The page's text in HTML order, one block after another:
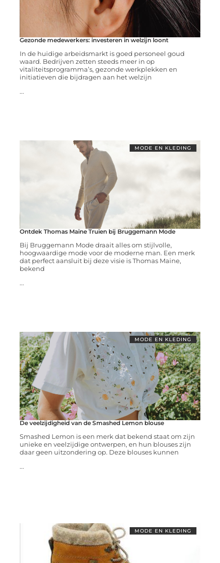
Gezonde medewerkers: investeren in welzijn loont
In de huidige arbeidsmarkt is goed personeel goud
waard. Bedrijven zetten steeds meer in op
vitaliteitsprogramma’s, gezonde werkplekken en
initiatieven die bijdragen aan het welzijn
...
MODE EN KLEDING
Ontdek Thomas Maine Truien bij Bruggemann Mode
Bij Bruggemann Mode draait alles om stijlvolle,
hoogwaardige mode voor de moderne man. Een merk
dat perfect aansluit bij deze visie is Thomas Maine,
bekend
...
MODE EN KLEDING
De veelzijdigheid van de Smashed Lemon blouse
Smashed Lemon is een merk dat bekend staat om zijn
unieke en veelzijdige ontwerpen, en hun blouses zijn
daar geen uitzondering op. Deze blouses kunnen
...
MODE EN KLEDING